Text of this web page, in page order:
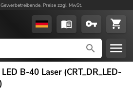
Preise zzgl. MwSt.
B-40 Laser (CRT_DR_LED-